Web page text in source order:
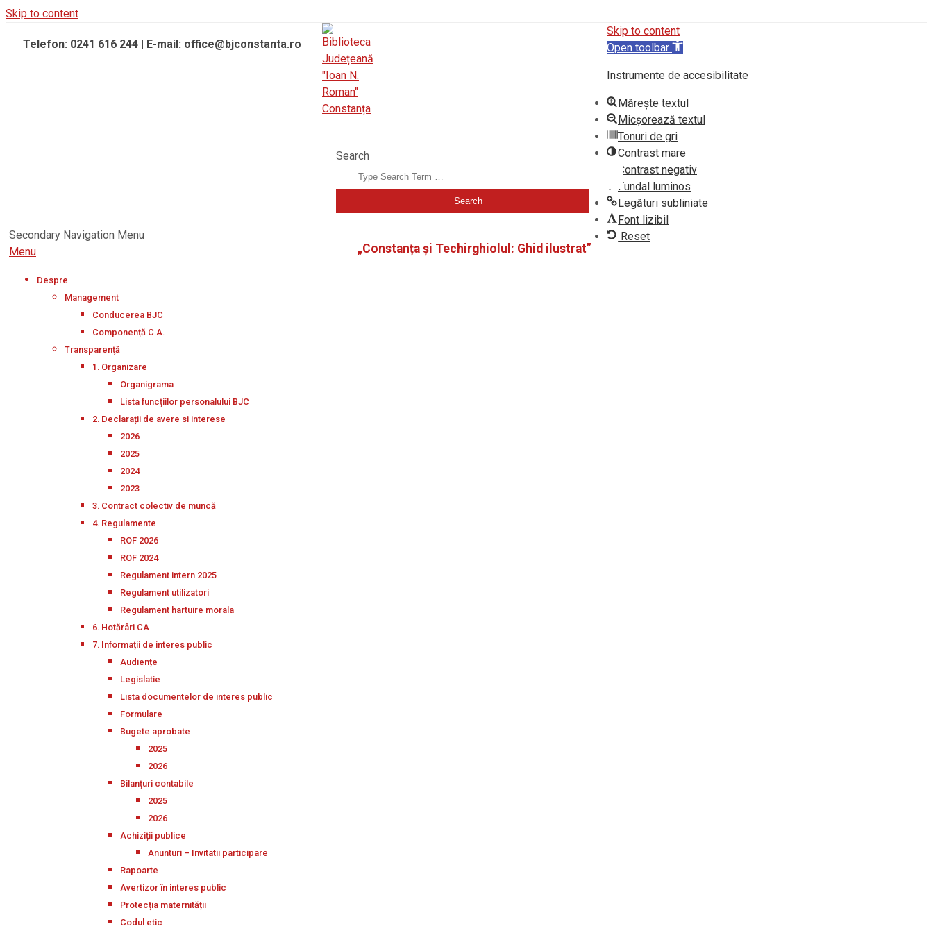
Skip to content
Telefon: 0241 616 244 | E-mail: office@bjconstanta.ro
BIBLIOTECA JUDEȚEANĂ "IOAN N. ROMAN" CONSTANȚA
Search
Secondary Navigation Menu
Menu
Despre
Management
Conducerea BJC
Componență C.A.
Transparenţă
1. Organizare
Organigrama
Lista funcțiilor personalului BJC
2. Declarații de avere si interese
2026
2025
2024
2023
3. Contract colectiv de muncă
4. Regulamente
ROF 2026
ROF 2024
Regulament intern 2025
Regulament utilizatori
Regulament hartuire morala
6. Hotărâri CA
7. Informații de interes public
Audiențe
Legislatie
Lista documentelor de interes public
Formulare
Bugete aprobate
2025
2026
Bilanțuri contabile
2025
2026
Achiziții publice
Anunturi – Invitatii participare
Rapoarte
Avertizor în interes public
Protecția maternității
Codul etic
„Constanța și Techirghiolul: Ghid ilustrat”
Skip to content
Open toolbar
Instrumente de accesibilitate
Mărește textul
Micșorează textul
Tonuri de gri
Contrast mare
Contrast negativ
Fundal luminos
Legături subliniate
Font lizibil
Reset